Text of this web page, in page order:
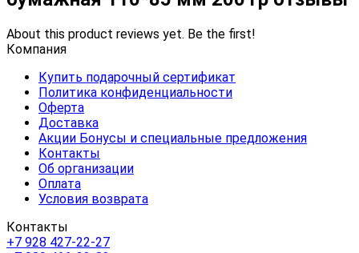
About this product reviews yet. Be the first!
Компания
Купить подарочный сертификат
Политика конфиденциальности
Оферта
Доставка
Акции Бонусы и специальные предложения
Контакты
Об организации
Оплата
Условия возврата
Контакты
+7 928 427-22-27